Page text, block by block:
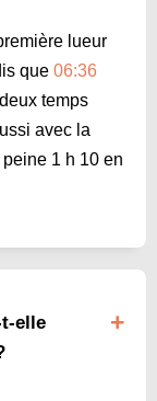
lueur
que 06:36
temps
avec la
1 h 10 en
elle